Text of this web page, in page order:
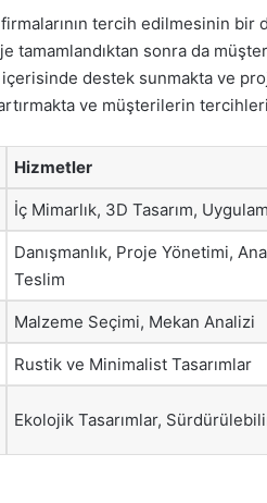
tercih edilmesinin
tamamlandıktan sonra da
destek sunmakta ve
ve müşterilerin
Hizmetler
İç Mimarlık, 3D Tasarım,
Danışmanlık, Proje Yönetimi,
Teslim
Malzeme Seçimi, Mekan Analizi
Rustik ve Minimalist Tasarımlar
Ekolojik Tasarımlar,